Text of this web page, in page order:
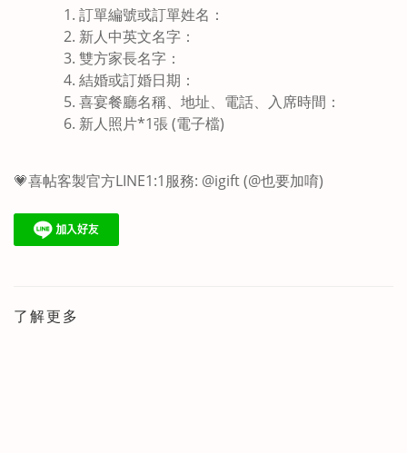
訂單編號或訂單姓名 ：
新人中英文名字：
雙方家長名字 ：
結婚或訂婚日期 ：
喜宴餐廳名稱、地址、電話、入席時間 ：
新人照片*1張 (電子檔)
💗喜帖客製官方LINE1:1服務: @igift (@也要加唷)
了解更多